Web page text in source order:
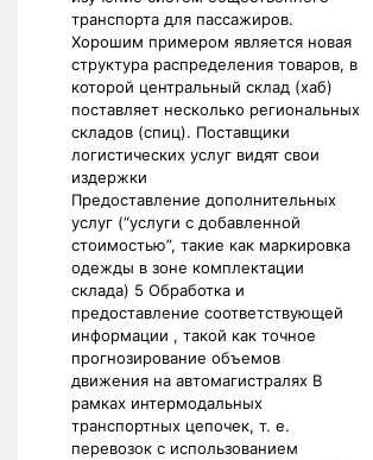
транспорта для пассажиров.
Хорошим примером является новая
структура распределения товаров, в
которой центральный склад (хаб)
поставляет несколько региональных
складов (спиц). Поставщики
логистических услуг видят свои
издержки
Предоставление дополнительных
услуг (“услуги с добавленной
стоимостью”, такие как маркировка
одежды в зоне комплектации
склада) 5 Обработка и
предоставление соответствующей
информации , такой как точное
прогнозирование объемов
движения на автомагистралях В
рамках интермодальных
транспортных цепочек, т. е.
перевозок с использованием